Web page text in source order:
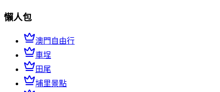
懶人包
澳門自由行
車埕
田尾
埔里景點